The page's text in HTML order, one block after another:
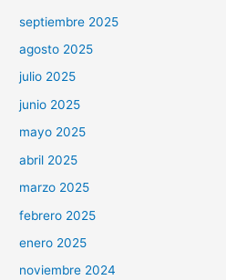
septiembre 2025
agosto 2025
julio 2025
junio 2025
mayo 2025
abril 2025
marzo 2025
febrero 2025
enero 2025
noviembre 2024